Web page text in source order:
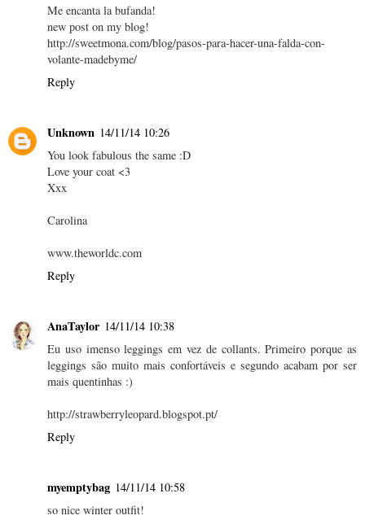
Me encanta la bufanda!
new post on my blog!
http://sweetmona.com/blog/pasos-para-hacer-una-falda-con-
volante-madebyme/
Reply
Unknown 14/11/14 10:26
You look fabulous the same :D
Love your coat <3
Xxx
Carolina
www.theworldc.com
Reply
AnaTaylor 14/11/14 10:38
Eu uso imenso leggings em vez de collants. Primeiro porque as
leggings são muito mais confortáveis e segundo acabam por ser
mais quentinhas :)
http://strawberryleopard.blogspot.pt/
Reply
myemptybag 14/11/14 10:58
so nice winter outfit!